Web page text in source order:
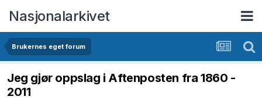
Nasjonalarkivet
Brukernes eget forum
Jeg gjør oppslag i Aftenposten fra 1860 -
2011